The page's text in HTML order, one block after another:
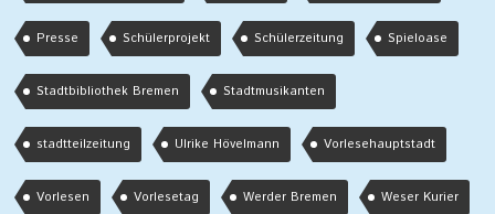
Presse Schülerprojekt Schülerzeitung Spieloase
Stadtbibliothek Bremen Stadtmusikanten
stadtteilzeitung Ulrike Hövelmann Vorlesehauptstadt
Vorlesen Vorlesetag Werder Bremen Weser Kurier